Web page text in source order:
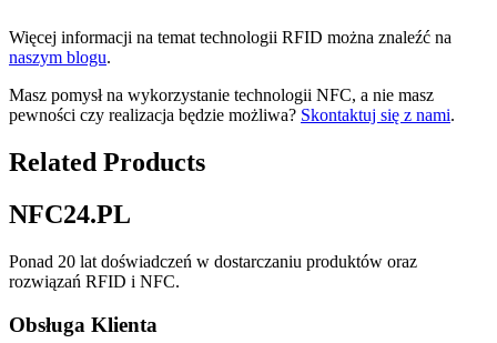
Więcej informacji na temat technologii RFID można znaleźć na
naszym blogu.
Masz pomysł na wykorzystanie technologii NFC, a nie masz
pewności czy realizacja będzie możliwa? Skontaktuj się z nami.
Related Products
NFC24.PL
Ponad 20 lat doświadczeń w dostarczaniu produktów oraz
rozwiązań RFID i NFC.
Obsługa Klienta